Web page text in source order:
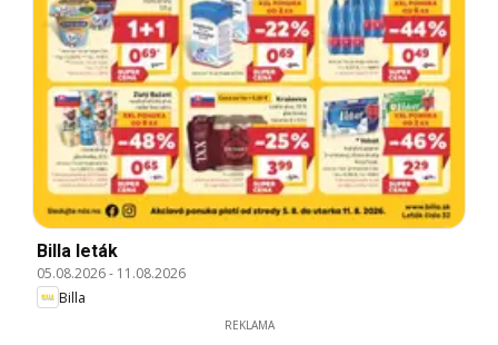
Billa leták
05.08.2026- 11.08.2026
Billa
REKLAMA